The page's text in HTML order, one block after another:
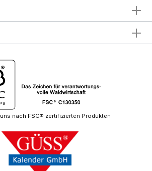
nach FSC® zertifizierten Produkten